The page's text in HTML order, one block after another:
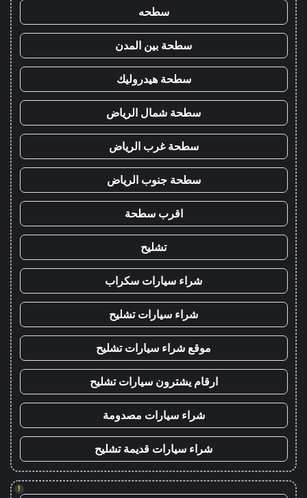
سطحه
سطحة بين المدن
سطحة هيدروليك
سطحة شمال الرياض
سطحة غرب الرياض
سطحة جنوب الرياض
اقرب سطحة
تشليح
شراء سيارات سكراب
شراء سيارات تشليح
موقع شراء سيارات تشليح
ارقام يشترون سيارات تشليح
شراء سيارات مصدومة
شراء سيارات قديمة تشليح
!